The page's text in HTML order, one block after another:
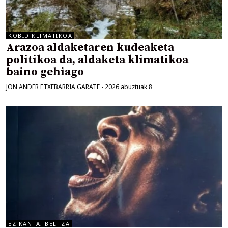
KOBID KLIMATIKOA
Arazoa aldaketaren kudeaketa
politikoa da, aldaketa klimatikoa
baino gehiago
JON ANDER ETXEBARRIA GARATE - 2026 abuztuak 8
EZ KANTA, BELTZA